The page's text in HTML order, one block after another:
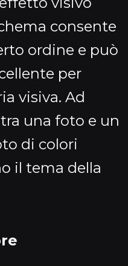
consente
ordine e può
per
visiva. Ad
una foto e un
di colori
il tema della